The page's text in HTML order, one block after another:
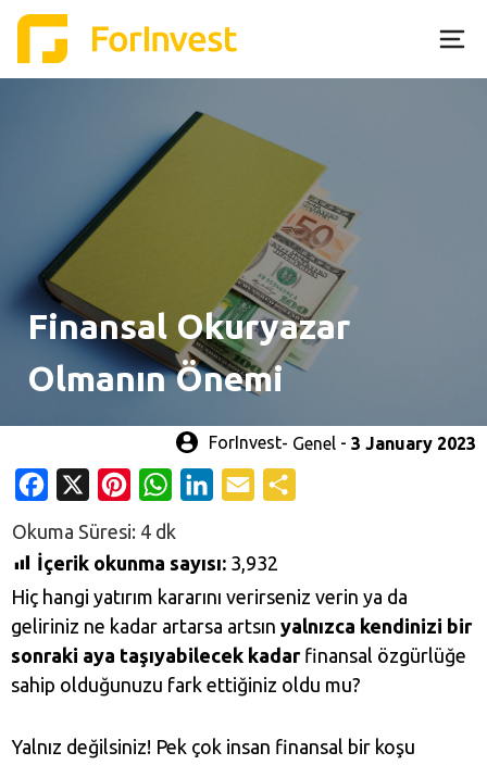
Finansal Okuryazar
Olmanın Önemi
Genel - 3 January 2023
ForInvest
Facebook PinterestWhatsAppLinkedInEmail
İçerik okunma sayısı: 3,932
Hiç hangi yatırım kararını verirseniz verin ya da
geliriniz ne kadar artarsa artsın yalnızca kendinizi bir
sonraki aya taşıyabilecek kadarfinansal özgürlüğe
sahip olduğunuzu fark ettiğiniz oldu mu?
Yalnız değilsiniz! Pek çok insan finansal bir koşu